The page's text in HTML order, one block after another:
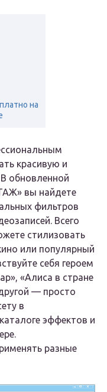
на
красивую и
обновленной
вы найдете
фильтров
Всего
стилизовать
или популярный
себя героем
«Алиса в стране
— просто
в
эффектов и
разные